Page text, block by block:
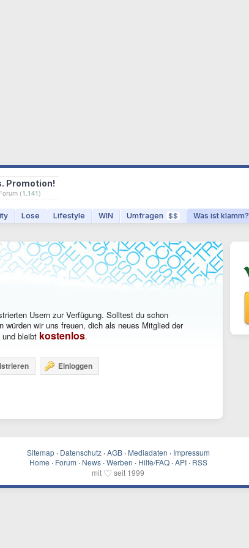
Promotion!
(1.141)
Lose Lifestyle WIN Umfragen $$ Was ist klamm?
Usern zur Verfügung. Solltest du schon
wir uns freuen, dich als neues Mitglied der
bleibt kostenlos.
Einloggen
Sitemap · Datenschutz · AGB · Mediadaten · Impressum
Home · Forum · News · Werben · Hilfe/FAQ · API · RSS
mit ♡ seit 1999